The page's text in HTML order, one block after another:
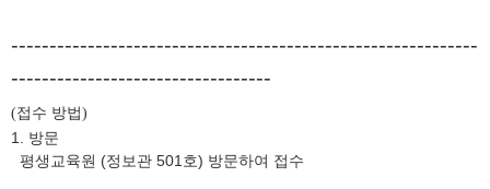
-------------------------------------------------------------
----------------------------------
(접수 방법)
1. 방문
평생교육원 (정보관 501호) 방문하여 접수